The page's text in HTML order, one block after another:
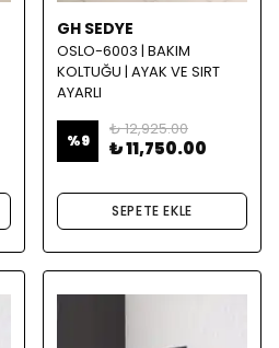
GH SEDYE
OSLO-6003 | BAKIM
KOLTUĞU | AYAK VE SIRT
AYARLI
%9
₺ 12,925.00
₺ 11,750.00
SEPETE EKLE